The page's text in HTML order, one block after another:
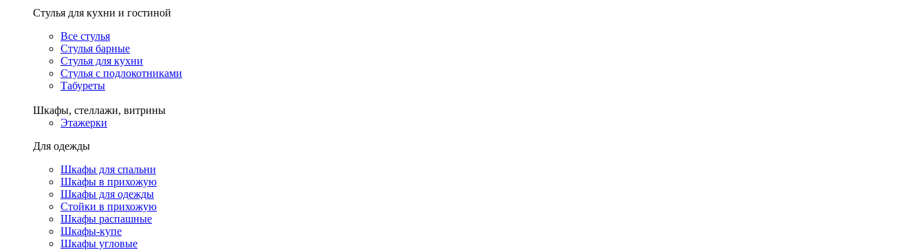
Стулья для кухни и гостиной
Все стулья
Стулья барные
Стулья для кухни
Стулья с подлокотниками
Табуреты
Шкафы, стеллажи, витрины
Этажерки
Для одежды
Шкафы для спальни
Шкафы в прихожую
Шкафы для одежды
Стойки в прихожую
Шкафы распашные
Шкафы-купе
Шкафы угловые